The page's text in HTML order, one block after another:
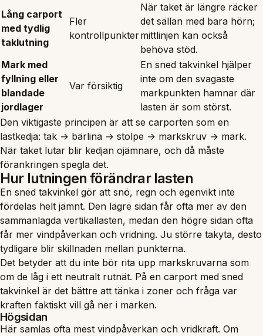
Lång carport
med tydlig
taklutning
Fler
kontrollpunkter
När taket är längre räcker
det sällan med bara hörn;
mittlinjen kan också
behöva stöd.
Mark med
fyllning eller
blandade
jordlager
Var försiktig
En sned takvinkel hjälper
inte om den svagaste
markpunkten hamnar där
lasten är som störst.
Den viktigaste principen är att se carporten som en
lastkedja: tak → bärlina → stolpe → markskruv → mark.
När taket lutar blir kedjan ojämnare, och då måste
förankringen spegla det.
Hur lutningen förändrar lasten
En sned takvinkel gör att snö, regn och egenvikt inte
fördelas helt jämnt. Den lägre sidan får ofta mer av den
sammanlagda vertikallasten, medan den högre sidan ofta
får mer vindpåverkan och vridning. Ju större takyta, desto
tydligare blir skillnaden mellan punkterna.
Det betyder att du inte bör rita upp markskruvarna som
om de låg i ett neutralt rutnät. På en carport med sned
takvinkel är det bättre att tänka i zoner och fråga var
kraften faktiskt vill gå ner i marken.
Högsidan
Här samlas ofta mest vindpåverkan och vridkraft. Om